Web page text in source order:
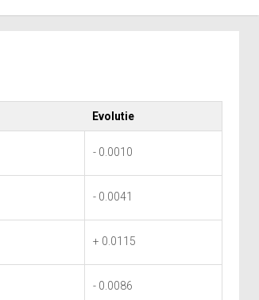
Evolutie
- 0.0010
- 0.0041
+ 0.0115
- 0.0086